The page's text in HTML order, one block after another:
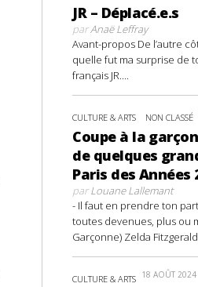
JR – Déplacé.e.s
parAnaë Leffray
Avant-propos De l’autre
quelle fut ma surprise de
français JR....
CULTURE & ARTS NON CLASSÉ
Coupe à la
de quelques
Paris des Années
parLouane Lallemant
- Il faut en prendre ton
toutes devenues, plus ou
Garçonne) Zelda
CULTURE & ARTS 18 AOÛT 2024